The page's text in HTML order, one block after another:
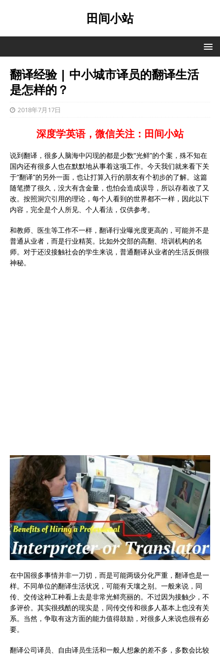
田间小站
翻译经验 | ​中小城市译员的翻译生活
是怎样的？
2018年7月17日
深度学英语，微信关注：田间小站
说到翻译，很多人脑海中闪现的都是少数“光鲜”的个案，殊不知在
国内还有很多人也在默默地从事着这项工作。今天我们就来看下关
于“翻译”的另外一面，也让打算入行的朋友有个初步的了解。这篇
随笔攒了很久，没大有含金量，也怕会造成误导，所以存着改了又
改。按照洞穴引用的理论，每个人看到的世界都不一样，因此以下
内容，完全是个人所见、个人看法，仅供参考。
和教师、医生等工作不一样，翻译行业曝光度更高的，可能并不是
普通从业者，而是行业精英。比如外交部的高翻、培训机构的名
师。对于还没接触社会的学生来说，普通翻译从业者的生活反倒很
神秘。
在中国很多事情并非一刀切，而是可能两级分化严重，翻译也是一
样。不同单位的翻译生活状况，可能有天壤之别。一般来说，同
传、交传这种工种看上去是非常光鲜亮丽的。不过因为接触少，不
多评价。其实很残酷的现实是，同传交传和很多人基本上也没有关
系。当然，争取有这方面的能力值得鼓励，对很多人来说也很有必
要。
翻译公司译员、自由译员生活和一般人想象的差不多，多数会比较